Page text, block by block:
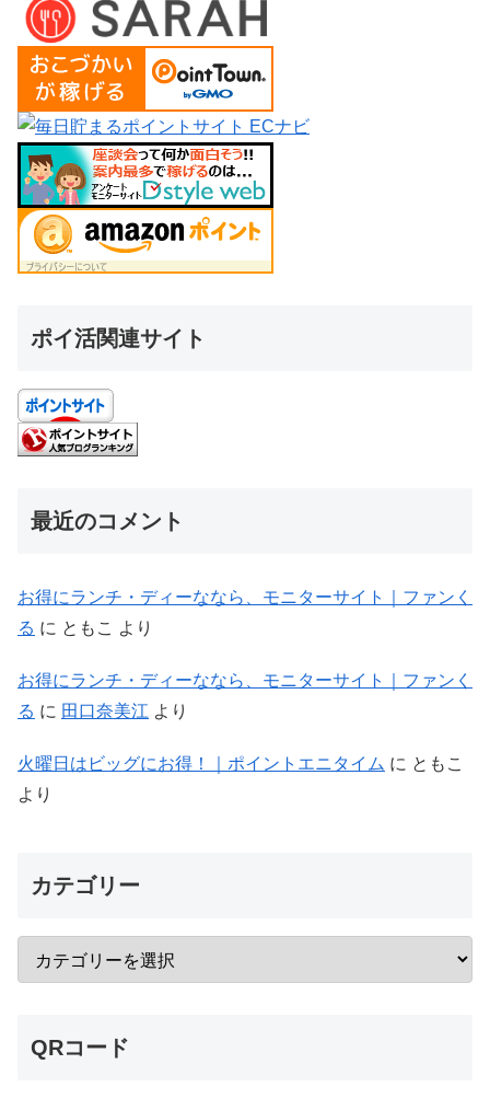
ポイ活関連サイト
最近のコメント
お得にランチ・ディーななら、モニターサイト｜ファンく
る に ともこ より
お得にランチ・ディーななら、モニターサイト｜ファンく
る に 田口奈美江 より
火曜日はビッグにお得！｜ポイントエニタイム に ともこ
より
カテゴリー
QRコード